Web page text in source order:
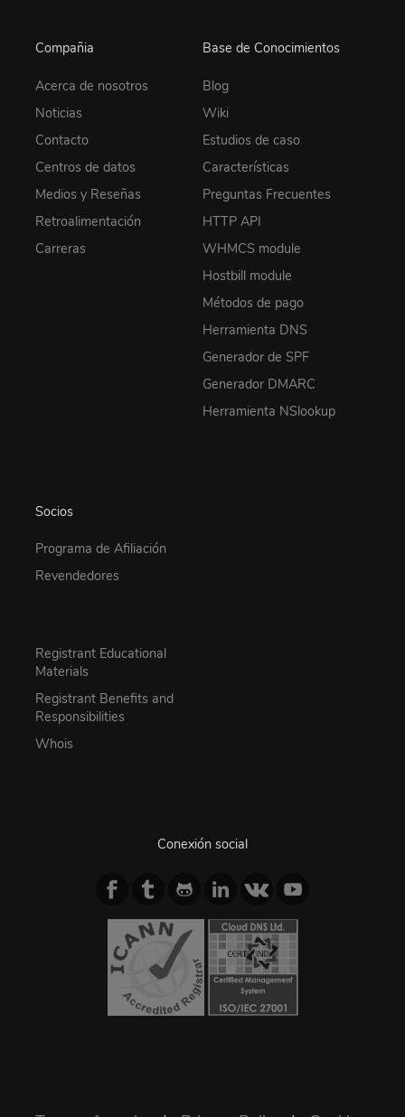
Compañia
Acerca de nosotros
Noticias
Contacto
Centros de datos
Medios y Reseñas
Retroalimentación
Carreras
Base de Conocimientos
Blog
Wiki
Estudios de caso
Características
Preguntas Frecuentes
HTTP API
WHMCS module
Hostbill module
Métodos de pago
Herramienta DNS
Generador de SPF
Generador DMARC
Herramienta NSlookup
Socios
Programa de Afiliación
Revendedores
Registrant Educational
Materials
Registrant Benefits and
Responsibilities
Whois
Conexión social